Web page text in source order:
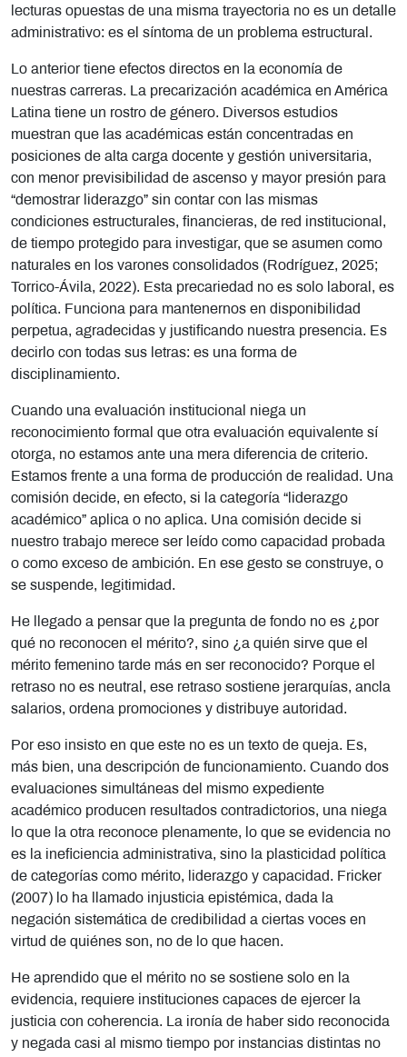
lecturas opuestas de una misma trayectoria no es un detalle
administrativo: es el síntoma de un problema estructural.
Lo anterior tiene efectos directos en la economía de
nuestras carreras. La precarización académica en América
Latina tiene un rostro de género. Diversos estudios
muestran que las académicas están concentradas en
posiciones de alta carga docente y gestión universitaria,
con menor previsibilidad de ascenso y mayor presión para
“demostrar liderazgo” sin contar con las mismas
condiciones estructurales, financieras, de red institucional,
de tiempo protegido para investigar, que se asumen como
naturales en los varones consolidados (Rodríguez, 2025;
Torrico-Ávila, 2022). Esta precariedad no es solo laboral, es
política. Funciona para mantenernos en disponibilidad
perpetua, agradecidas y justificando nuestra presencia. Es
decirlo con todas sus letras: es una forma de
disciplinamiento.
Cuando una evaluación institucional niega un
reconocimiento formal que otra evaluación equivalente sí
otorga, no estamos ante una mera diferencia de criterio.
Estamos frente a una forma de producción de realidad. Una
comisión decide, en efecto, si la categoría “liderazgo
académico” aplica o no aplica. Una comisión decide si
nuestro trabajo merece ser leído como capacidad probada
o como exceso de ambición. En ese gesto se construye, o
se suspende, legitimidad.
He llegado a pensar que la pregunta de fondo no es ¿por
qué no reconocen el mérito?, sino ¿a quién sirve que el
mérito femenino tarde más en ser reconocido? Porque el
retraso no es neutral, ese retraso sostiene jerarquías, ancla
salarios, ordena promociones y distribuye autoridad.
Por eso insisto en que este no es un texto de queja. Es,
más bien, una descripción de funcionamiento. Cuando dos
evaluaciones simultáneas del mismo expediente
académico producen resultados contradictorios, una niega
lo que la otra reconoce plenamente, lo que se evidencia no
es la ineficiencia administrativa, sino la plasticidad política
de categorías como mérito, liderazgo y capacidad. Fricker
(2007) lo ha llamado injusticia epistémica, dada la
negación sistemática de credibilidad a ciertas voces en
virtud de quiénes son, no de lo que hacen.
He aprendido que el mérito no se sostiene solo en la
evidencia, requiere instituciones capaces de ejercer la
justicia con coherencia. La ironía de haber sido reconocida
y negada casi al mismo tiempo por instancias distintas no